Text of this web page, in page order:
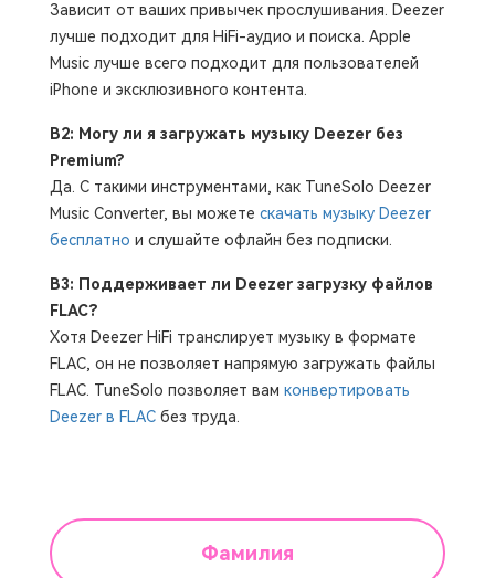
Зависит от ваших привычек прослушивания. Deezer
лучше подходит для HiFi-аудио и поиска. Apple
Music лучше всего подходит для пользователей
iPhone и эксклюзивного контента.
В2: Могу ли я загружать музыку Deezer без
Premium?
Да. С такими инструментами, как TuneSolo Deezer
Music Converter, вы можете скачать музыку Deezer
бесплатно и слушайте офлайн без подписки.
В3: Поддерживает ли Deezer загрузку файлов
FLAC?
Хотя Deezer HiFi транслирует музыку в формате
FLAC, он не позволяет напрямую загружать файлы
FLAC. TuneSolo позволяет вам конвертировать
Deezer в FLACбез труда.
Фамилия